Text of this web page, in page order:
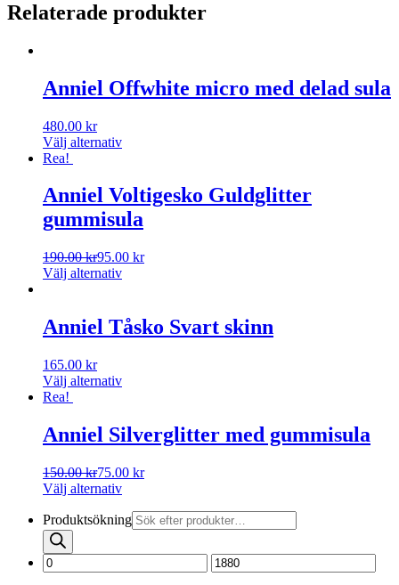
Relaterade produkter
Anniel Offwhite micro med delad sula
480.00 kr
Välj alternativ
Rea!
Anniel Voltigesko Guldglitter
gummisula
190.00kr95.00 kr
Välj alternativ
Anniel Tåsko Svart skinn
165.00 kr
Välj alternativ
Rea!
Anniel Silverglitter med gummisula
150.00kr75.00 kr
Välj alternativ
Produktsökning